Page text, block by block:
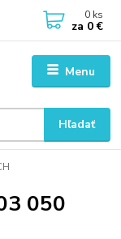
Menu
Hľadať
0 ks
za 0 €
050